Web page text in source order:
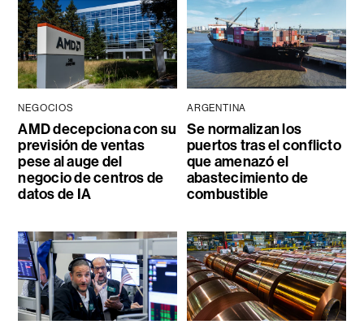
NEGOCIOS
AMD decepciona con su
previsión de ventas
pese al auge del
negocio de centros de
datos de IA
ARGENTINA
Se normalizan los
puertos tras el conflicto
que amenazó el
abastecimiento de
combustible